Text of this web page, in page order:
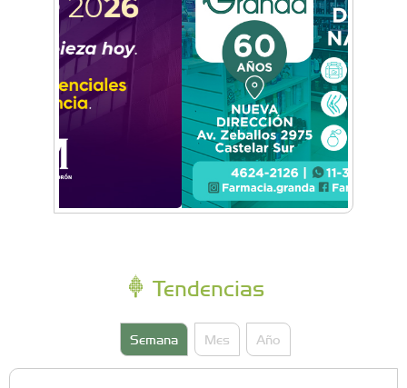
Tendencias
Semana Mes Año